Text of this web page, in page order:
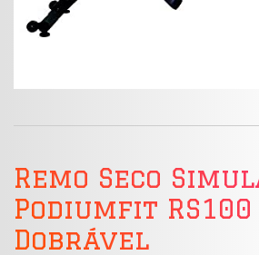
Remo Seco
Podiumfit RS100
Dobrável